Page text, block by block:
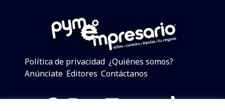
Política de privacidad ¿Quiénes somos?
Anúnciate Editores Contáctanos
Facebook
Instagram
Twitter
LinkedIn
Telegram
YouTube
TikTok